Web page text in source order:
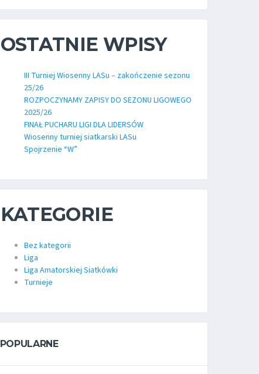
OSTATNIE WPISY
III Turniej Wiosenny LASu – zakończenie sezonu
25/26
ROZPOCZYNAMY ZAPISY DO SEZONU LIGOWEGO
2025/26
FINAŁ PUCHARU LIGI DLA LIDERSÓW
Wiosenny turniej siatkarski LASu
Spojrzenie “W”
KATEGORIE
Bez kategorii
Liga
Liga Amatorskiej Siatkówki
Turnieje
POPULARNE